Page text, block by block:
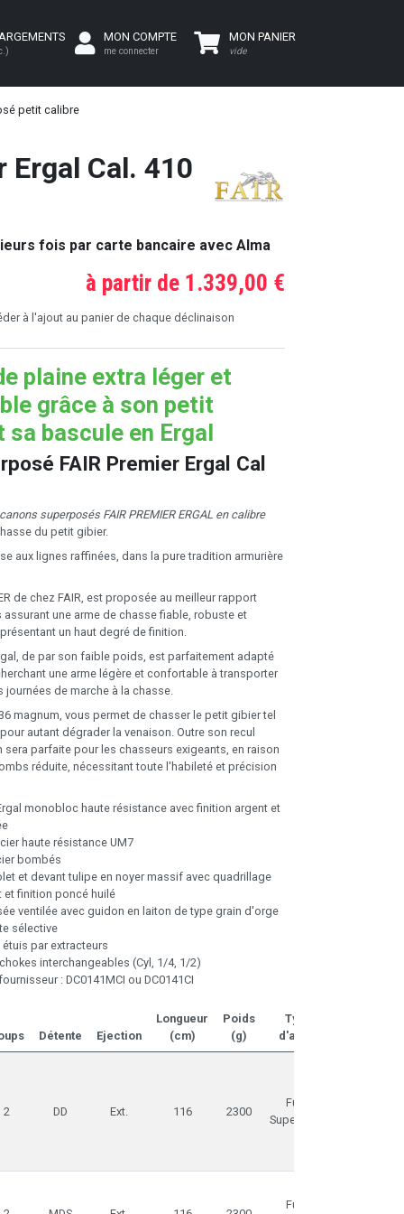
MON COMPTE
me connecter
MON PANIER
vide
petit calibre
Ergal Cal. 410
fois par carte bancaire avec Alma
à partir de 1.339,00 €
à l'ajout au panier de chaque déclinaison
plaine extra léger et
grâce à son petit
sa bascule en Ergal
FAIR Premier Ergal Cal
superposés FAIR PREMIER ERGAL en calibre
du petit gibier.
aux lignes raffinées, dans la pure tradition armurière
de chez FAIR, est proposée au meilleur rapport
assurant une arme de chasse fiable, robuste et
un haut degré de finition.
de par son faible poids, est parfaitement adapté
une arme légère et confortable à transporter
journées de marche à la chasse.
magnum, vous permet de chasser le petit gibier tel
autant dégrader la venaison. Outre son recul
sera parfaite pour les chasseurs exigeants, en raison
réduite, nécessitant toute l'habileté et précision
monobloc haute résistance avec finition argent et
haute résistance UM7
bombés
et devant tulipe en noyer massif avec quadrillage
et finition poncé huilé
ventilée avec guidon en laiton de type grain d'orge
sélective
par extracteurs
interchangeables (Cyl, 1/4, 1/2)
: DC0141MCI ou DC0141CI
Détente Ejection
Longueur
(cm)
Poids
(g)
Type
d'arme
2 DD Ext. 116 2300
Fusil
Superposé
Fusil